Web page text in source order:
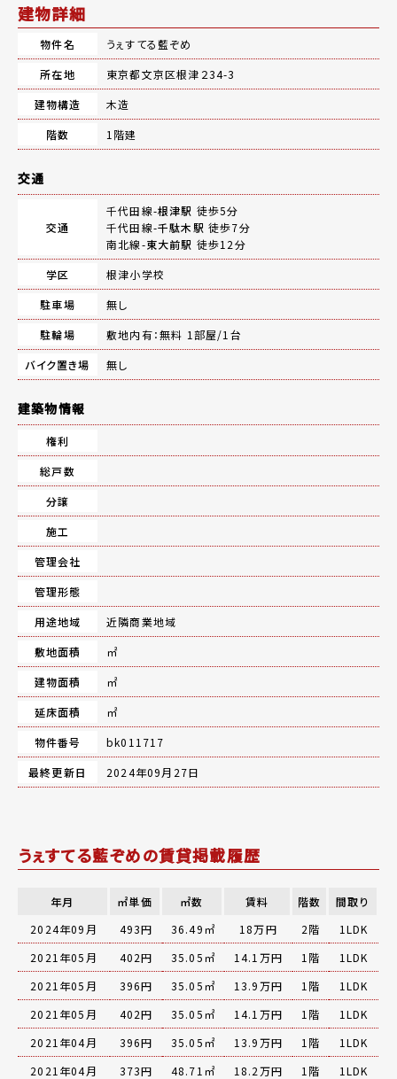
建物詳細
物件名
うぇすてる藍ぞめ
所在地
東京都文京区根津２34-3
建物構造
木造
階数
1階建
交通
交通
千代田線-根津駅 徒歩5分
千代田線-千駄木駅 徒歩7分
南北線-東大前駅 徒歩12分
学区
根津小学校
駐車場
無し
駐輪場
敷地内有：無料 1部屋/1台
バイク置き場
無し
建築物情報
権利
総戸数
分譲
施工
管理会社
管理形態
用途地域
近隣商業地域
敷地面積
㎡
建物面積
㎡
延床面積
㎡
物件番号
bk011717
最終更新日
2024年09月27日
うぇすてる藍ぞめの賃貸掲載履歴
年月 ㎡単価 ㎡数 賃料 階数
間取り
2024年09月
493円 36.49㎡ 18万円 2階
1LDK
2021年05月
402円 35.05㎡ 14.1万円 1階
1LDK
2021年05月
396円 35.05㎡ 13.9万円 1階
1LDK
2021年05月
402円 35.05㎡ 14.1万円 1階
1LDK
2021年04月
396円 35.05㎡ 13.9万円 1階
1LDK
2021年04月
373円 48.71㎡ 18.2万円 1階 1LDK